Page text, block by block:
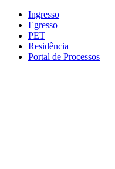
Conteúdo principal
Ingresso
Egresso
PET
Residência
Portal de Processos